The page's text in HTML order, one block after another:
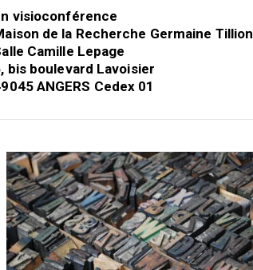
visioconférence
de la Recherche Germaine Tillion
Camille Lepage
bis boulevard Lavoisier
ANGERS Cedex 01